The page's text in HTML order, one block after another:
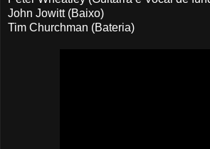
John Jowitt (Baixo)
Tim Churchman (Bateria)